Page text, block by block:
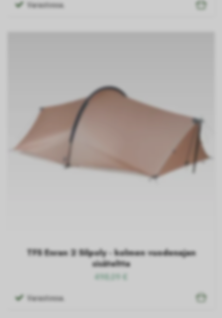
Varastossa.
TFS Enran 2 Silpoly - kolmen vuodenajan
sisäteltta
498,09 €
Varastossa.